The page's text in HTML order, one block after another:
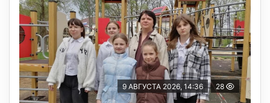
9 АВГУСТА 2026, 14:36 28